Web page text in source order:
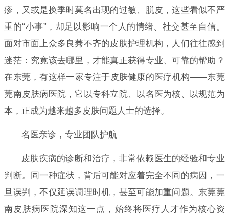
疹，又或是换季时莫名出现的过敏、脱皮，这些看似不严
重的“小事”，却足以影响一个人的情绪、社交甚至自信。
面对市面上众多良莠不齐的皮肤护理机构，人们往往感到
迷茫：究竟该去哪里，才能真正获得专业、可靠的帮助？
在东莞，有这样一家专注于皮肤健康的医疗机构——东莞
莞南皮肤病医院，它以专科立院、以名医为核、以规范为
本，正成为越来越多皮肤问题人士的选择。
名医亲诊，专业团队护航
皮肤疾病的诊断和治疗，非常依赖医生的经验和专业
判断。同一种症状，背后可能对应着完全不同的病因，一
旦误判，不仅延误调理时机，甚至可能加重问题。东莞莞
南皮肤病医院深知这一点，始终将医疗人才作为核心资